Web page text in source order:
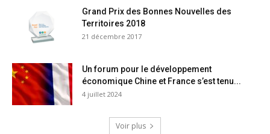
Grand Prix des Bonnes Nouvelles des
Territoires 2018
21 décembre 2017
Un forum pour le développement
économique Chine et France s’est tenu...
4 juillet 2024
Voir plus